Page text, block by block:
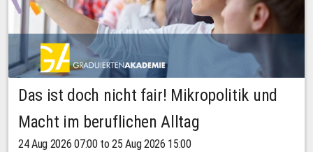
Das ist doch nicht fair! Mikropolitik und
Macht im beruflichen Alltag
24 Aug 2026 07:00 to 25 Aug 2026 15:00